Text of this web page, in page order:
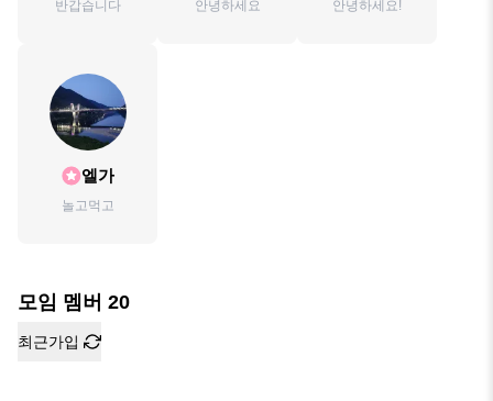
반갑습니다 안녕하세요 안녕하세요!
엘가
놀고먹고
모임 멤버 20
최근가입